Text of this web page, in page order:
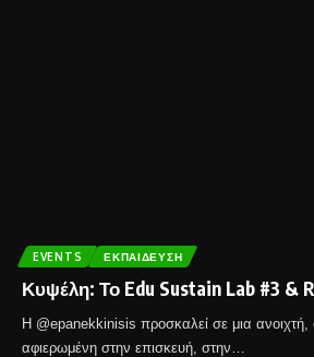
EVENTS ΕΚΠΑΊΔΕΥΣΗ
Κυψέλη: Το Edu Sustain Lab #3 &
Η @epanekkinisis προσκαλεί σε μια ανοιχτή,
αφιερωμένη στην επισκευή, στην…